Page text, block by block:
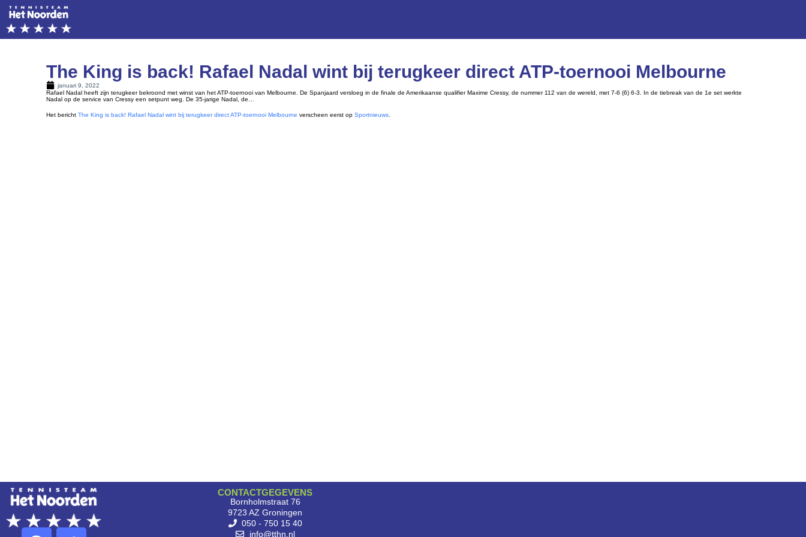
The King is back! Rafael Nadal wint bij terugkeer direct ATP-toernooi Melbourne
januari 9, 2022
Rafael Nadal heeft zijn terugkeer bekroond met winst van het ATP-toernooi van Melbourne. De Spanjaard versloeg in de finale de Amerikaanse qualifier Maxime Cressy, de nummer 112 van de wereld, met 7-6 (6) 6-3. In de tiebreak van de 1e set werkte
Nadal op de service van Cressy een setpunt weg. De 35-jarige Nadal, de…
Het berichtThe King is back! Rafael Nadal wint bij terugkeer direct ATP-toernooi Melbourne verscheen eerst opSportnieuws.
CONTACTGEGEVENS
Bornholmstraat 76
9723 AZ Groningen
050 - 750 15 40
info@tthn.nl